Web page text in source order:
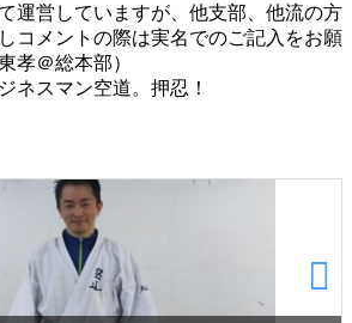
運営していますが、他支部、他流の方
コメントの際は実名でのご記入をお願
孝＠総本部）
ネスマン空道。押忍！